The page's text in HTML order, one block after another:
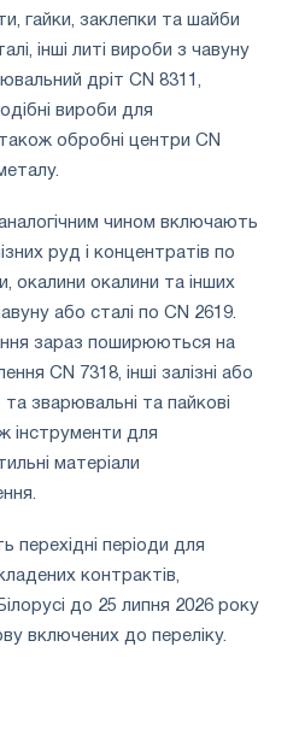
гайки, заклепки та шайби
інші литі вироби з чавуну
дріт CN 8311,
вироби для
обробні центри CN
чином включають
руд і концентратів по
окалини окалини та інших
або сталі по CN 2619.
зараз поширюються на
CN 7318, інші залізні або
зварювальні та пайкові
інструменти для
матеріали
перехідні періоди для
контрактів,
до 25 липня 2026 року
включених до переліку.